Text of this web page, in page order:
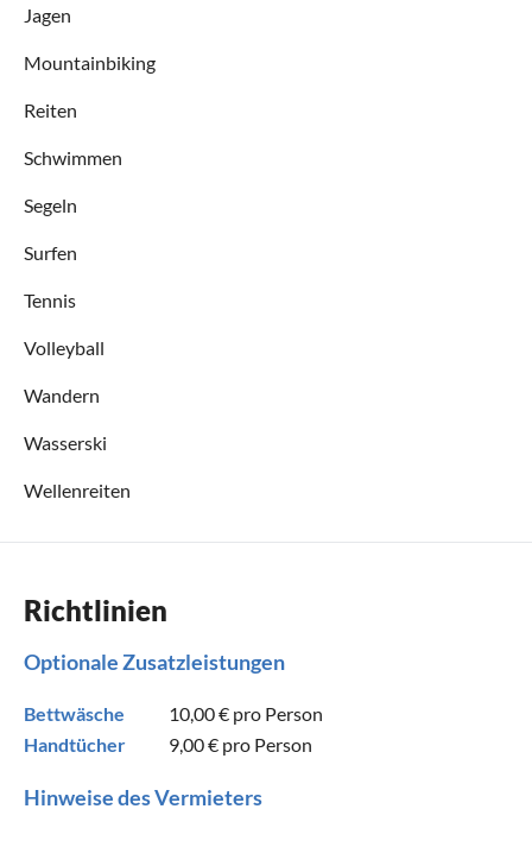
Jagen
Mountainbiking
Reiten
Schwimmen
Segeln
Surfen
Tennis
Volleyball
Wandern
Wasserski
Wellenreiten
Richtlinien
Optionale Zusatzleistungen
Bettwäsche 10,00 € pro Person
Handtücher
9,00 € pro Person
Hinweise des Vermieters